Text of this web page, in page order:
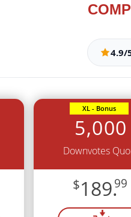
4.9/
XL - Bonus
5,000
Downvotes
$189.99